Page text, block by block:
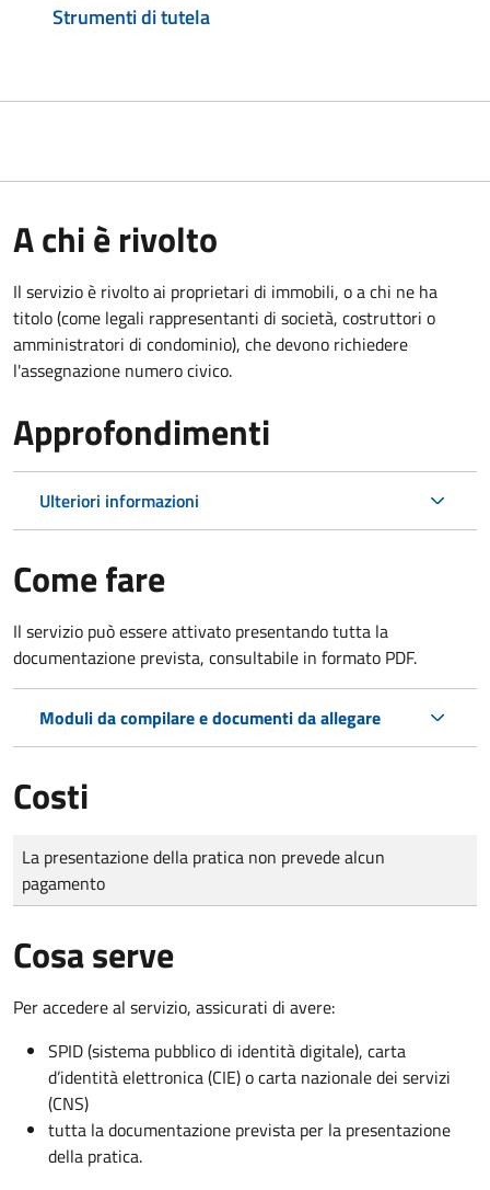
Strumenti di tutela
A chi è rivolto
Il servizio è rivolto ai proprietari di immobili, o a chi ne ha
titolo (come legali rappresentanti di società, costruttori o
amministratori di condominio), che devono richiedere
l'assegnazione numero civico.
Approfondimenti
Ulteriori informazioni
Come fare
Il servizio può essere attivato presentando tutta la
documentazione prevista, consultabile in formato PDF.
Moduli da compilare e documenti da allegare
Costi
Tipo di pagamento
Importo
La presentazione della pratica non prevede alcun
pagamento
Cosa serve
Per accedere al servizio, assicurati di avere:
SPID (sistema pubblico di identità digitale), carta
d’identità elettronica (CIE) o carta nazionale dei servizi
(CNS)
tutta la documentazione prevista per la presentazione
della pratica.